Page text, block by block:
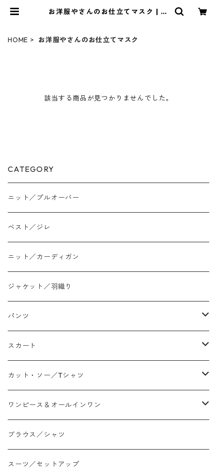
お洋服やさんのお仕立てマスク | Bl
HOME お洋服やさんのお仕立てマスク
該当する商品が見つかりませんでした。
CATEGORY
ニット／プルオーバー
ベスト／ジレ
ニット／カーディガン
ジャケット／羽織り
パンツ
テーパード
ワイド
スリム/スキニー
ジョガー
イージーパンツ/履き込み
スカート
ストレート/タイト
フレア
アシンメトリー/切り替え
プリント柄
カット・ソー／Tシャツ
Tシャツ
ロンtee
ノースリーブ
ワンピース＆オールインワン
ワンピース
ジャンスカ
ブラウス／シャツ
スーツ／セットアップ